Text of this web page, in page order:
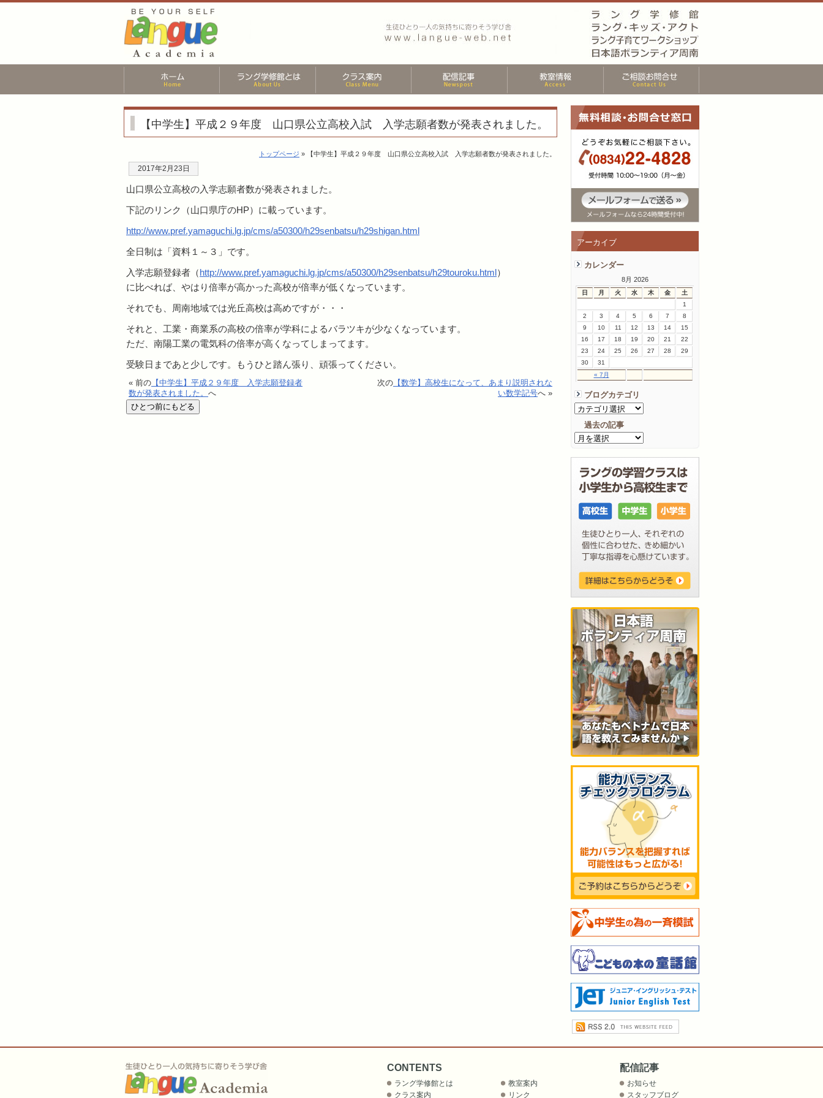
アーカイブ
カレンダー
8月 2026
日 月 火 水 木 金 土
« 7月
1
2
3 4 5 6 7
8
9
10 11 12 13 14
15
16
17 18 19 20 21
22
23
24 25 26 27 28
29
30
31
ブログカテゴリ
過去の記事
【中学生】平成２９年度 山口県公立高校入試 入学志願者数が発表されました。
トップページ » 【中学生】平成２９年度 山口県公立高校入試 入学志願者数が発表されました。
2017年2月23日
山口県公立高校の入学志願者数が発表されました。
下記のリンク（山口県庁のHP）に載っています。
http://www.pref.yamaguchi.lg.jp/cms/a50300/h29senbatsu/h29shigan.html
全日制は「資料１～３」です。
入学志願登録者（http://www.pref.yamaguchi.lg.jp/cms/a50300/h29senbatsu/h29touroku.html）
に比べれば、やはり倍率が高かった高校が倍率が低くなっています。
それでも、周南地域では光丘高校は高めですが・・・
それと、工業・商業系の高校の倍率が学科によるバラツキが少なくなっています。
ただ、南陽工業の電気科の倍率が高くなってしまってます。
受験日まであと少しです。もうひと踏ん張り、頑張ってください。
« 前の 【中学生】平成２９年度 入学志願登録者
数が発表されました。 へ
次の 【数学】高校生になって、あまり説明されな
い数学記号へ »
CONTENTS
ラング学修館とは
クラス案内
教室案内
リンク
配信記事
お知らせ
スタッフブログ